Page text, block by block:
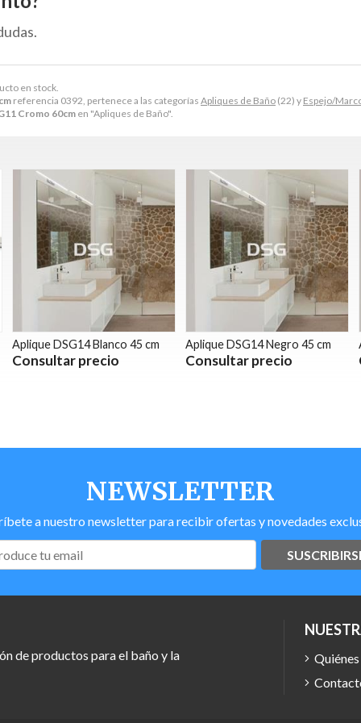
en stock.
referencia 0392, pertenece a las categorías Apliques de Baño (22) y Espejo/
Cromo 60cm en "Apliques de Baño".
Aplique DSG14 Blanco 45 cm
Consultar precio
Aplique DSG14 Negro 45 cm
Consultar precio
NEWSLETTER
a nuestro newsletter para recibir ofertas y novedades
de productos para el baño y la